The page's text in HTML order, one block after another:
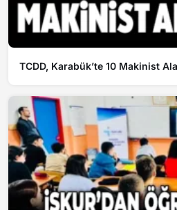
TCDD, Karabük’te 10 Makinist